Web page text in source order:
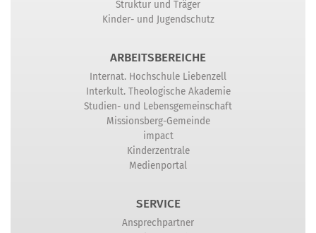
Struktur und Träger
Kinder- und Jugendschutz
ARBEITSBEREICHE
Internat. Hochschule Liebenzell
Interkult. Theologische Akademie
Studien- und Lebensgemeinschaft
Missionsberg-Gemeinde
impact
Kinderzentrale
Medienportal
SERVICE
Ansprechpartner